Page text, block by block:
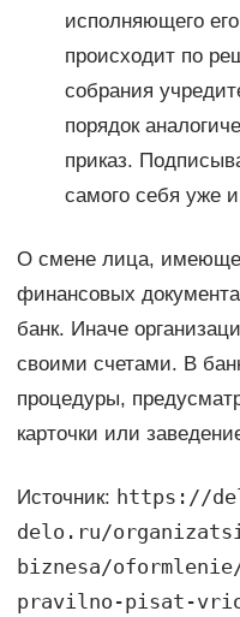
исполняющего
происходит по
собрания
порядок
приказ.
самого себя уже
О смене лица,
финансовых
банк. Иначе
своими счетами. В
процедуры,
карточки или
Источник: https://
delo.ru/
biznesa/
pravilno-pisat-